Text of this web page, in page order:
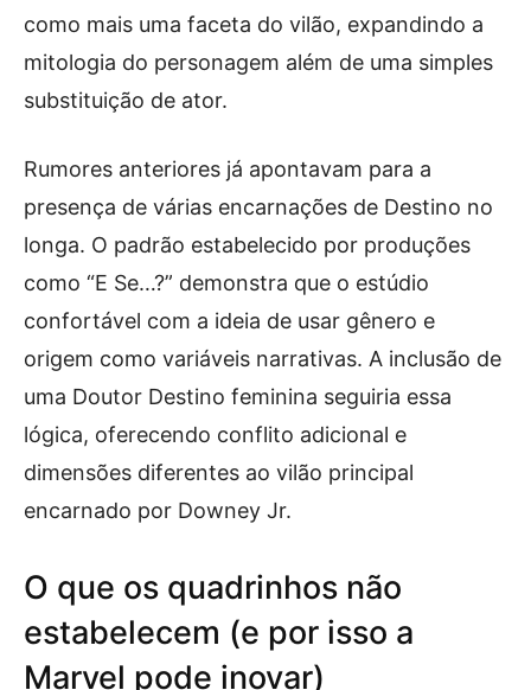
como mais uma faceta do vilão, expandindo a
mitologia do personagem além de uma simples
substituição de ator.
Rumores anteriores já apontavam para a
presença de várias encarnações de Destino no
longa. O padrão estabelecido por produções
como “E Se…?” demonstra que o estúdio
confortável com a ideia de usar gênero e
origem como variáveis narrativas. A inclusão de
uma Doutor Destino feminina seguiria essa
lógica, oferecendo conflito adicional e
dimensões diferentes ao vilão principal
encarnado por Downey Jr.
O que os quadrinhos não
estabelecem (e por isso a
Marvel pode inovar)